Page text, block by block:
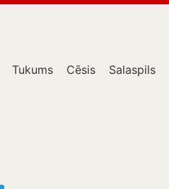
Tukums Cēsis Salaspils